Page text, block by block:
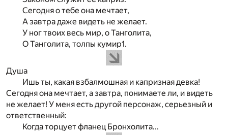
Сегодня о тебе она мечтает,
А завтра даже видеть не желает.
У ног твоих весь мир, о Танголита,
О Танголита, толпы кумир1.
Душа
Ишь ты, какая взбалмошная и капризная девка!
Сегодня она мечтает, а завтра, понимаете ли, и видеть
не желает! У меня есть другой персонаж, серьезный и
ответственный:
Когда торцует фланец Бронхолита...